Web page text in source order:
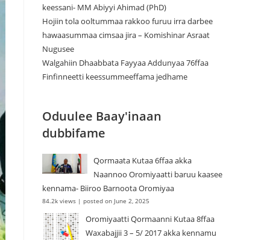
keessani- MM Abiyyi Ahimad (PhD)
Hojiin tola ooltummaa rakkoo furuu irra darbee
hawaasummaa cimsaa jira – Komishinar Asraat
Nugusee
Walgahiin Dhaabbata Fayyaa Addunyaa 76ffaa
Finfinneetti keessummeeffama jedhame
Oduulee Baay'inaan
dubbifame
Qormaata Kutaa 6ffaa akka
Naannoo Oromiyaatti baruu kaasee
kennama- Biiroo Barnoota Oromiyaa
84.2k views | posted on June 2, 2025
Oromiyaatti Qormaanni Kutaa 8ffaa
Waxabajjii 3 – 5/ 2017 akka kennamu